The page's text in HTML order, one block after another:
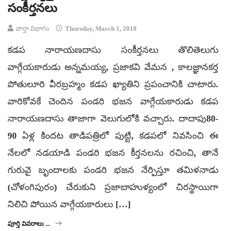
సంకీర్తనలు
వార్తా విభాగం Thursday, March 1, 2018
కడప నారాయణదాసు సంకీర్తనలు తొలితెలుగు
వాగ్గేయకారుడు అన్నమయ్య, ప్రజాకవి వేమన , కాలజ్ఞానకర్త
పోతులూరి వీరబ్రహ్మం కడప ఖ్యాతిని ప్రపంచానికి చాటారు.
వారికోవకే చెందిన పండరి భజన వాగ్గేయకారుడు కడప
నారాయణదాసు తాజాగా వెలుగులోకి వచ్చారు. దాదాపు80-
90 ఏళ్ల కిందట తాడిపత్రిలో పుట్టి, కడపలో నివసించి ఈ
నేలలో నడయాడి పండరి భజన కీర్తనలను రచించి, తానే
గురువై బృందాలకు పండరి భజన నేర్పిస్తూ తమిళనాడు
(చోళంగిపురం) చేరుకుని ప్రజాబాహుళ్యంలో చిరస్థాయిగా
నిలిచి పోయిన వాగ్గేయకారులు […]
పూర్తి వివరాలు ...